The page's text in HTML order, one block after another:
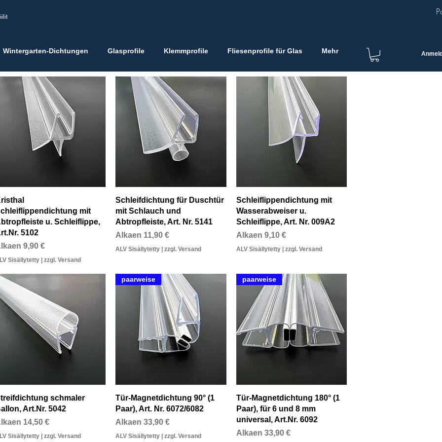
Wintergarten-Dichtungen Glasprofile Klemmprofile Fliesenprofile für Glas Mehr
mit
u. Schleiflippe,
5102
9,90 €
Sisällytetty| zzgl. Versand
Pikakatselu
Schleifdichtung für Duschtür
mit Schlauch und
Abtropfleiste, Art. Nr. 5141
Alkaen 11,90 €
Alehinta
ALV Sisällytetty zzgl. Versand
Pikakatselu
Schleiflippendichtung mit
Wasserabweiser u.
Schleiflippe, Art. Nr. 009A2
Alkaen 9,10 €
Alehinta
ALV Sisällytetty| zzgl. Versand
Pikakatselu
schmaler
Art.Nr. 5042
14,50 €
Sisällytetty| zzgl. Versand
Pikakatselu
paarweise
Tür-Magnetdichtung 90° (1
Paar), Art. Nr. 6072/6082
Alkaen 33,90 €
Alehinta
ALV Sisällytetty | zzgl. Versand
Pikakatselu
paarweise
Tür-Magnetdichtung 180° (1
Paar), für 6 und 8 mm
universal, Art.Nr. 6092
Alkaen 33,90 €
Alehinta